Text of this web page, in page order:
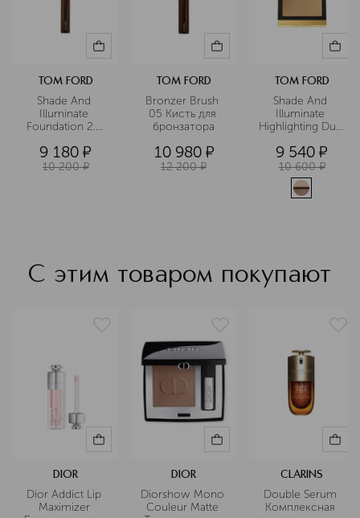
TOM FORD
Shade And
Illuminate
Foundation 2.5
нанесения
тональной
9 180 ¤
10 200 ¤
TOM FORD
Bronzer Brush
05 Кисть для
бронзатора
10 980 ¤
12 200 ¤
TOM FORD
Shade And
Illuminate
Highlighting Duo
Пудра-
хайлайтер
9 540 ¤
10 600 ¤
С этим товаром покупают
DIOR
Dior Addict Lip
Maximizer
DIOR
Diorshow Mono
Couleur Matte
CLARINS
Double Serum
Комплексная